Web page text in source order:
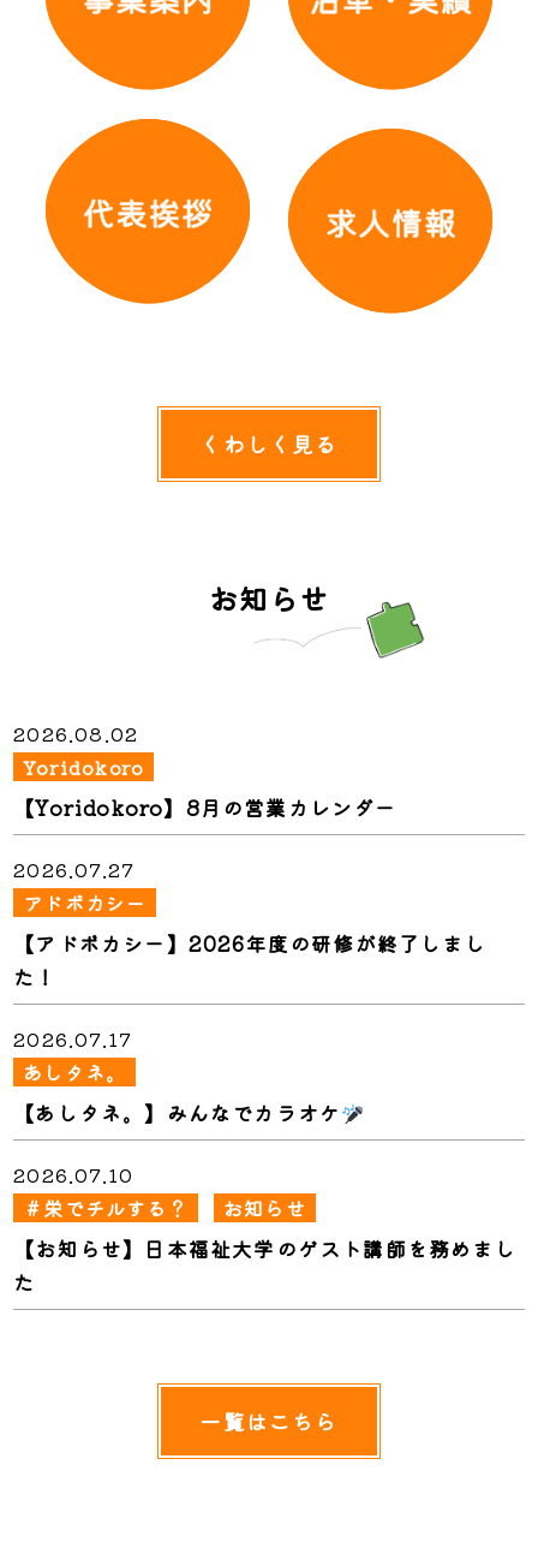
くわしく見る
お知らせ
2026.08.02
Yoridokoro
【Yoridokoro】8月の営業カレンダー
2026.07.27
アドボカシー
【アドボカシー】2026年度の研修が終了しまし
た！
2026.07.17
あしタネ。
【あしタネ。】みんなでカラオケ
2026.07.10
＃栄でチルする？
お知らせ
【お知らせ】日本福祉大学のゲスト講師を務めまし
た
一覧はこちら